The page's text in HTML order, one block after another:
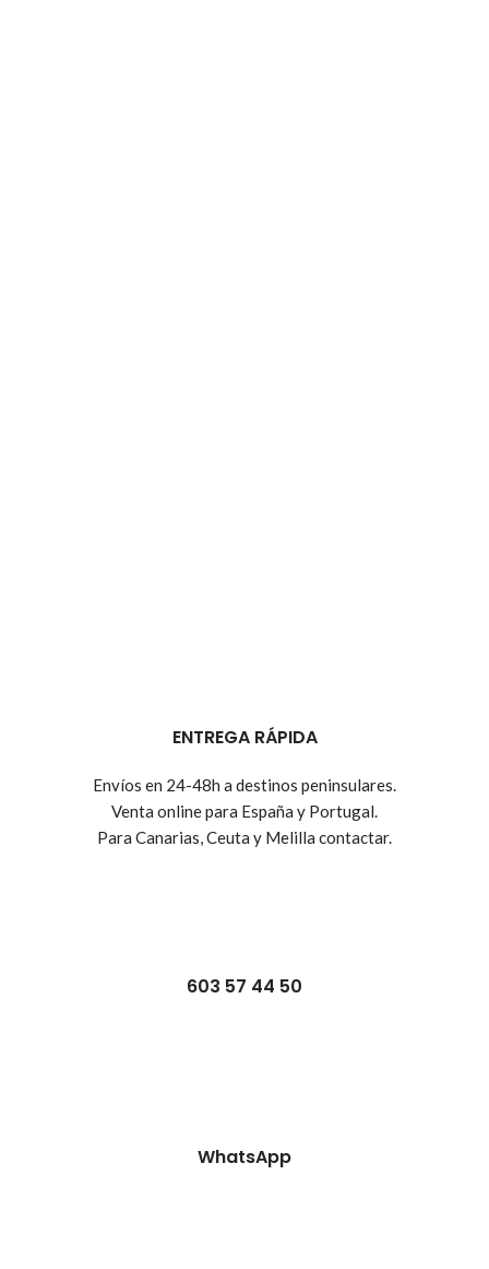
ENTREGA RÁPIDA
Envíos en 24-48h a destinos peninsulares.
Venta online para España y Portugal.
Para Canarias, Ceuta y Melilla contactar.
603 57 44 50
WhatsApp